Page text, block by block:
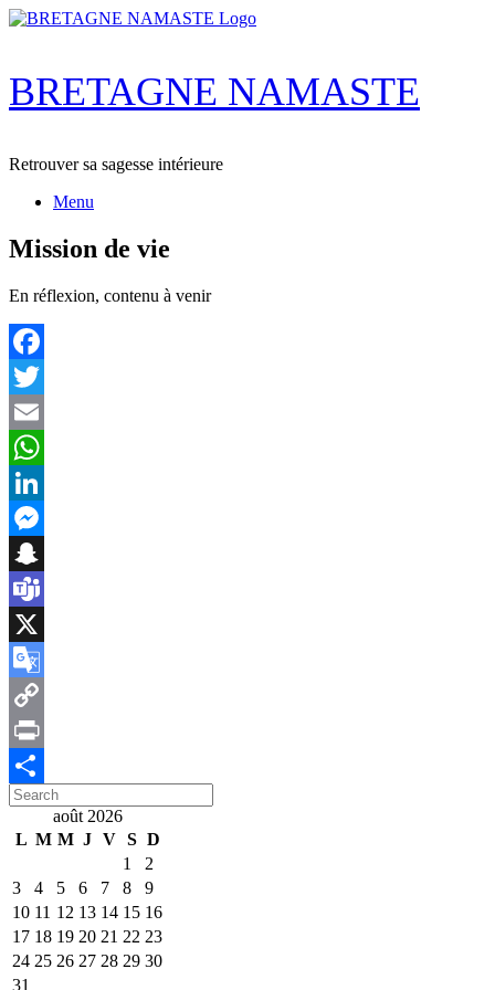
Skip
BRETAGNE NAMASTE
Retrouver sa sagesse intérieure
Menu
Mission de vie
En réflexion, contenu à venir
Facebook
Twitter
Email
WhatsApp
LinkedIn
Messenger
Snapchat
Teams
X
Google
Translate
Copy
Link
Print
Partager
Search
for:
août 2026
L M M J V S D
1
2
3
4 5 6 7 8
9
10 11 12 13 14 15 16
17 18 19 20 21 22 23
24 25 26 27 28 29 30
31